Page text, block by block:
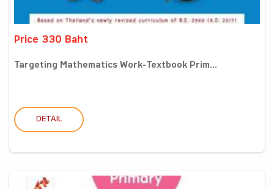
Price 330 Baht
Targeting Mathematics Work-Textbook Prim...
DETAIL